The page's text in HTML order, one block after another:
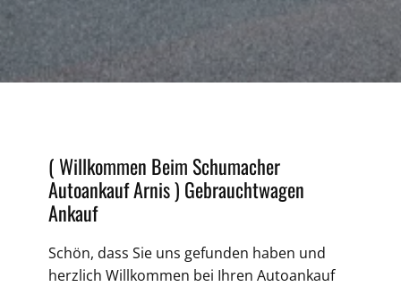
( Willkommen Beim Schumacher
Autoankauf Arnis ) Gebrauchtwagen
Ankauf
Schön, dass Sie uns gefunden haben und
herzlich Willkommen bei Ihren Autoankauf